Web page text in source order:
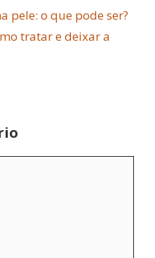
pele: o que pode ser?
tratar e deixar a